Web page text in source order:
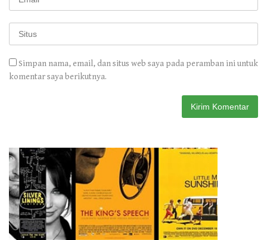
Simpan nama, email, dan situs web saya pada peramban ini untuk
komentar saya berikutnya.